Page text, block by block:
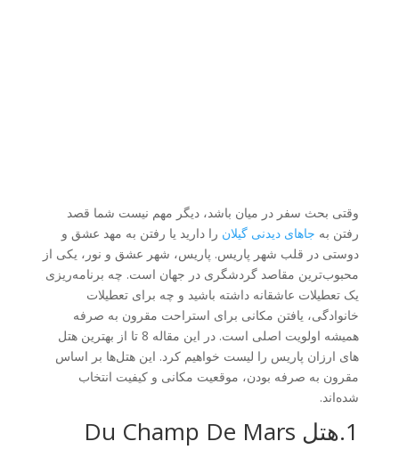
وقتی بحث سفر در میان باشد، دیگر مهم نیست شما قصد
رفتن به جاهای دیدنی گیلان را دارید یا رفتن به مهد عشق و
دوستی در قلب شهر پاریس. پاریس، شهر عشق و نور، یکی از
محبوب‌ترین مقاصد گردشگری در جهان است. چه برنامه‌ریزی
یک تعطیلات عاشقانه داشته باشید و چه برای تعطیلات
خانوادگی، یافتن مکانی برای استراحت مقرون به صرفه
همیشه اولویت اصلی است. در این مقاله 8 تا از بهترین هتل
های ارزان پاریس را لیست خواهیم کرد. این هتل‌ها بر اساس
مقرون به صرفه بودن، موقعیت مکانی و کیفیت انتخاب
شده‌اند.
1.هتل Du Champ De Mars